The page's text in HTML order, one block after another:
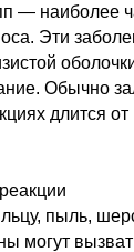
— наиболее
Эти
Обычно
длится от
пыль,
могут